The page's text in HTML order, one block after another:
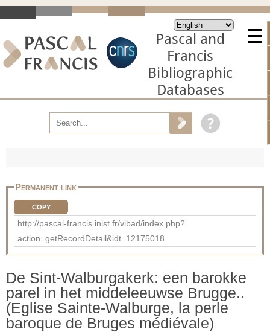
Pascal and
Francis
Bibliographic
Databases
Permanent link
COPY
http://pascal-francis.inist.fr/vibad/index.php?
action=getRecordDetail&idt=12175018
De Sint-Walburgakerk: een barokke
parel in het middeleeuwse Brugge..
(Eglise Sainte-Walburge, la perle
baroque de Bruges médiévale)